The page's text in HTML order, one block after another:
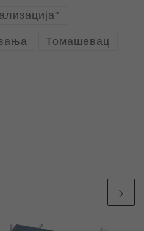
Томашевац